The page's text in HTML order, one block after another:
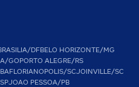
DFBELO HORIZONTE/MG
GOPORTO ALEGRE/RS
FLORIANOPOLIS/SCJOINVILLE/SC
JOAO PESSOA/PB